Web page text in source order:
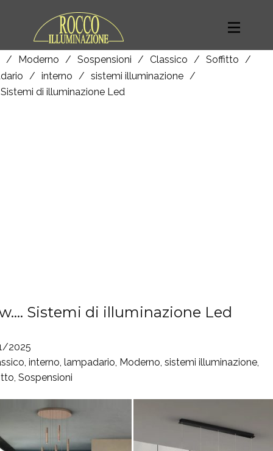
/ Moderno / Sospensioni / Classico / Soffitto /
/ interno / sistemi illuminazione /
Sistemi di illuminazione Led
Sistemi di illuminazione Led
2025
, interno, lampadario, Moderno, sistemi illuminazione,
, Sospensioni